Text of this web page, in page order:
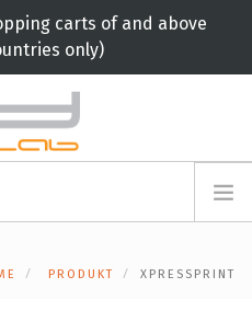
carts of and above
only)
PRODUKT XPRESSPRINT